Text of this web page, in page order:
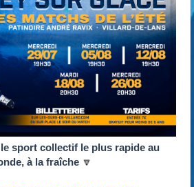
sport collectif le plus rapide au
à la fraîche 🔽